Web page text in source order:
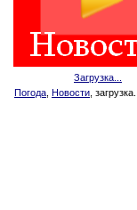
Загрузка...
Погода Новости , загрузка...